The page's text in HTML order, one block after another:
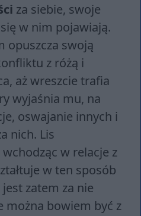
za siebie, swoje
w nim pojawiają.
opuszcza swoją
z różą i
aż wreszcie trafia
wyjaśnia mu, na
oswajanie innych i
nich. Lis
w relacje z
w ten sposób
zatem za nie
można bowiem być z